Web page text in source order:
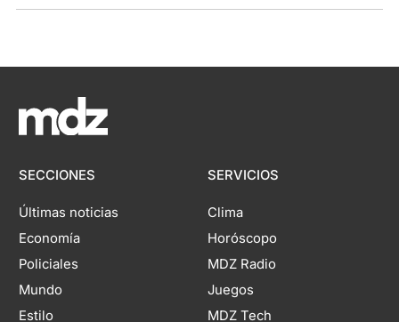
SECCIONES
Últimas noticias
Economía
Policiales
Mundo
Estilo
SERVICIOS
Clima
Horóscopo
MDZ Radio
Juegos
MDZ Tech